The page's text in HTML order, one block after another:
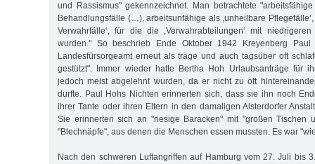
und Rassismus" gekennzeichnet. Man betrachtete
Behandlungsfälle (…), arbeitsunfähige als ,unheilbare
Verwahrfälle‘, für die die ,Verwahrabteilungen‘ mit
wurden." So beschrieb Ende Oktober 1942 Kreyenberg
Landesfürsorgeamt erneut als träge und auch tagsüber oft
gestützt". Immer wieder hatte Bertha Hoh Urlaubsanträge für
jedoch meist abgelehnt wurden, da er nicht zu oft
durfte. Paul Hohs Nichten erinnerten sich, dass sie ihn noch
ihrer Tante oder ihren Eltern in den damaligen Alsterdorfer
Sie erinnerten sich an "riesige Baracken" mit "großen Tischen
"Blechnäpfe", aus denen die Menschen essen mussten. Es war
Nach den schweren Luftangriffen auf Hamburg vom 27. Juli bis